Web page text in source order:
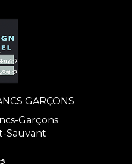
GARÇONS
Garçons
Sauvant